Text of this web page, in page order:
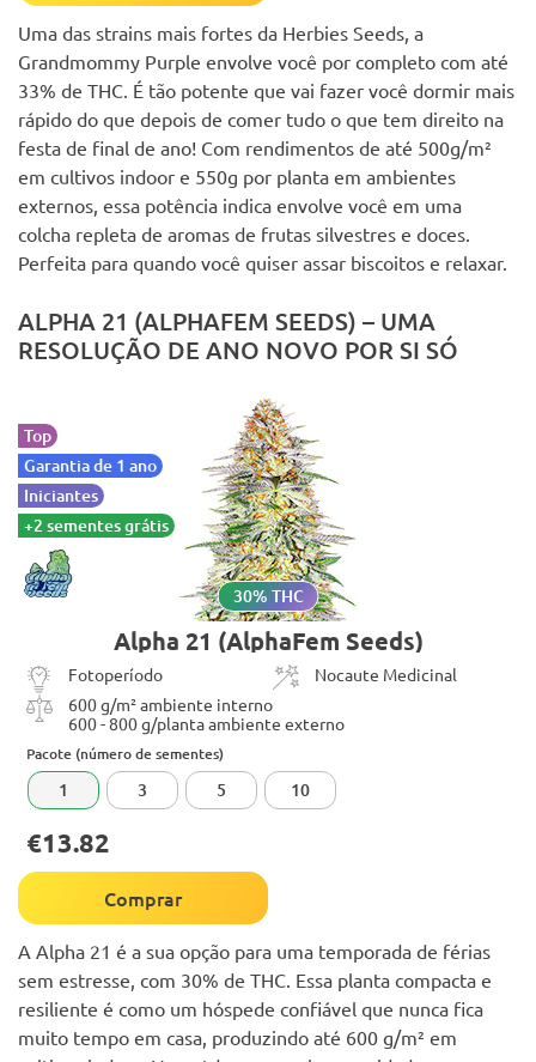
Uma das strains mais fortes da Herbies Seeds, a
Grandmommy Purple envolve você por completo com até
33% de THC. É tão potente que vai fazer você dormir mais
rápido do que depois de comer tudo o que tem direito na
festa de final de ano! Com rendimentos de até 500g/m²
em cultivos indoor e 550g por planta em ambientes
externos, essa potência indica envolve você em uma
colcha repleta de aromas de frutas silvestres e doces.
Perfeita para quando você quiser assar biscoitos e relaxar.
ALPHA 21 (ALPHAFEM SEEDS) – UMA
RESOLUÇÃO DE ANO NOVO POR SI SÓ
Top
Garantia de 1 ano
Iniciantes
+2 sementes grátis
30% THC
Alpha 21 (AlphaFem Seeds)
Fotoperíodo
Nocaute Medicinal
600 g/m² ambiente interno
600 - 800 g/planta ambiente externo
Pacote (número de sementes)
1 3 5 10
€13.82
Comprar
A Alpha 21 é a sua opção para uma temporada de férias
sem estresse, com 30% de THC. Essa planta compacta e
resiliente é como um hóspede confiável que nunca fica
muito tempo em casa, produzindo até 600 g/m² em